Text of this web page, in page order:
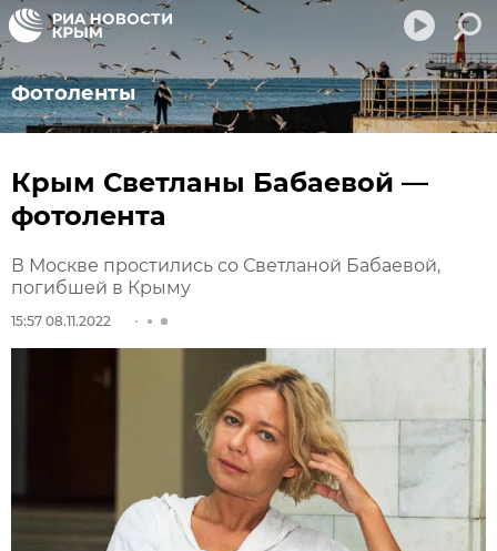
Фотоленты
Крым Светланы Бабаевой —
фотолента
В Москве простились со Светланой Бабаевой,
погибшей в Крыму
15:57 08.11.2022